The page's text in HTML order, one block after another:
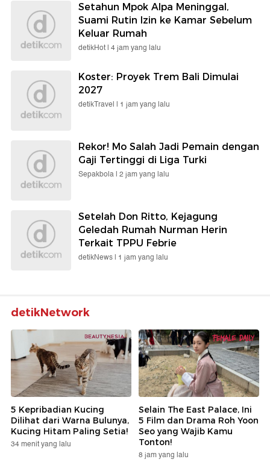
Setahun Mpok Alpa Meninggal,
Suami Rutin Izin ke Kamar Sebelum
Keluar Rumah
detikHot | 4 jam yang lalu
Koster: Proyek Trem Bali Dimulai
2027
detikTravel | 1 jam yang lalu
Rekor! Mo Salah Jadi Pemain dengan
Gaji Tertinggi di Liga Turki
Sepakbola | 2 jam yang lalu
Setelah Don Ritto, Kejagung
Geledah Rumah Nurman Herin
Terkait TPPU Febrie
detikNews | 1 jam yang lalu
detikNetwork
5 Kepribadian Kucing
Dilihat dari Warna Bulunya,
Kucing Hitam Paling Setia!
34 menit yang lalu
Selain The East Palace, Ini
5 Film dan Drama Roh Yoon
Seo yang Wajib Kamu
Tonton!
8 jam yang lalu